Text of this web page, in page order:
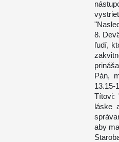
8.
ľudí,
Pán,
13.15-
Títovi:
láske
aby